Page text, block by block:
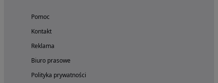
Pomoc
Kontakt
Reklama
Biuro prasowe
Polityka prywatności